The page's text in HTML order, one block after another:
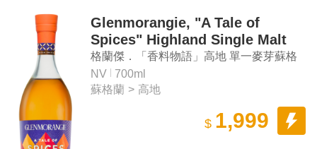
Glenmorangie, "A Tale of
Spices" Highland Single Malt
Scotch Whisky
格蘭傑．「香料物語」高地 單一麥芽蘇格
蘭威士忌
NV
700ml
蘇格蘭 > 高地
$ 1,999